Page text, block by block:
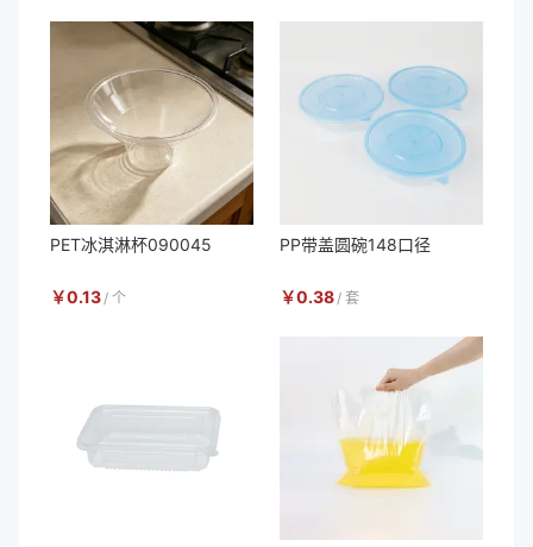
PET冰淇淋杯090045
￥0.13 / 个
PP带盖圆碗148口径
￥0.38 / 套